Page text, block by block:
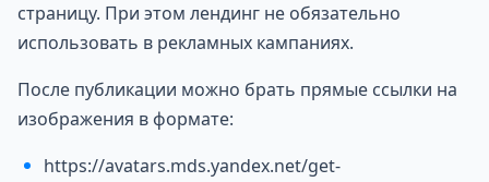
страницу. При этом лендинг не обязательно
использовать в рекламных кампаниях.
После публикации можно брать прямые ссылки на
изображения в формате:
https://avatars.mds.yandex.net/get-